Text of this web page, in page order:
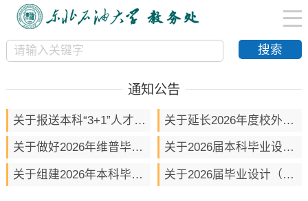
通知公告
关于报送本科“3+1”人才培养实施方案及汇报PPT的通知 关于延长2026年度校外现场实习时长及增补实习专项经费的通知
关于做好2026年维普毕业论文(设计)管理系统中学位授予信息填报工作的通知 关于2026届本科毕业设计（论文）抽检结果反馈的通知
关于组建2026年本科毕业设计（论文）抽检校内专家库的通知 关于2026届毕业设计（论文）检测的通知